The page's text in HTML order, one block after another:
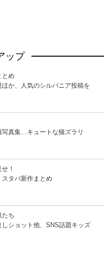
ップ
とめ
ほか、人気のシルバニア投稿を
写真集…キュートな猫ズラリ
！
タバ新作まとめ
たち
ショット他、SNS話題キッズ